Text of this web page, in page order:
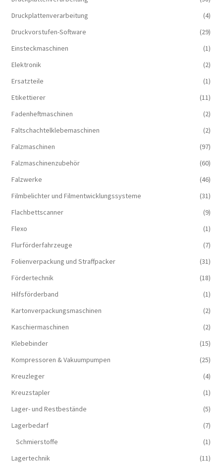
Druckplattenverarbeitung
(4)
Druckvorstufen-Software
(29)
Einsteckmaschinen
(1)
Elektronik
(2)
Ersatzteile
(1)
Etikettierer
(11)
Fadenheftmaschinen
(2)
Faltschachtelklebemaschinen
(2)
Falzmaschinen
(97)
Falzmaschinenzubehör
(60)
Falzwerke
(46)
Filmbelichter und Filmentwicklungssysteme
(31)
Flachbettscanner
(9)
Flexo
(1)
Flurförderfahrzeuge
(7)
Folienverpackung und Straffpacker
(31)
Fördertechnik
(18)
Hilfsförderband
(1)
Kartonverpackungsmaschinen
(2)
Kaschiermaschinen
(2)
Klebebinder
(15)
Kompressoren & Vakuum­pumpen
(25)
Kreuzleger
(4)
Kreuzstapler
(1)
Lager- und Restbestände
(5)
Lagerbedarf
(7)
Schmierstoffe
(1)
Lagertechnik
(11)